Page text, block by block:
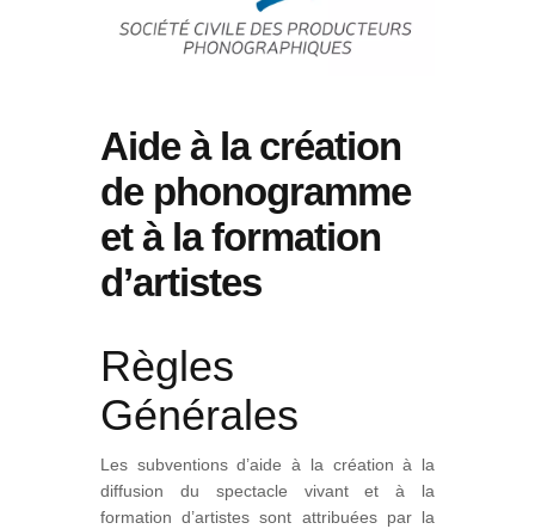
Aide à la création
de phonogramme
et à la formation
d’artistes
Règles
Générales
Les subventions d’aide à la création à la
diffusion du spectacle vivant et à la
formation d’artistes sont attribuées par la